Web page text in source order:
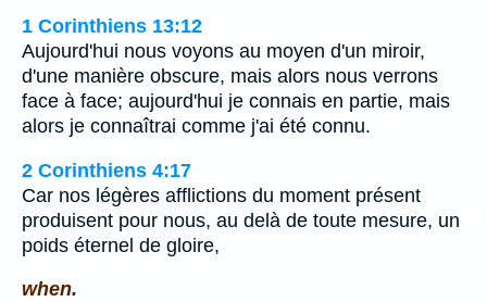
1 Corinthiens 13:12
Aujourd'hui nous voyons au moyen d'un miroir,
d'une manière obscure, mais alors nous verrons
face à face; aujourd'hui je connais en partie, mais
alors je connaîtrai comme j'ai été connu.
2 Corinthiens 4:17
Car nos légères afflictions du moment présent
produisent pour nous, au delà de toute mesure, un
poids éternel de gloire,
when.